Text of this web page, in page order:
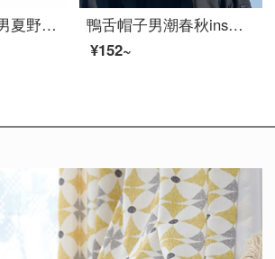
SOMUBAY帽子男夏野球帽子旅行韓国版日焼け止め帽子屋外帽子四季アヒル舌帽子レジャー百合日除け帽子BQM-382深米色平均サイズ（56-60 cm）
鴨舌帽子男潮春秋ins流行网红新款夏ファッション野球帽子潮牌黒カエデ
¥152~